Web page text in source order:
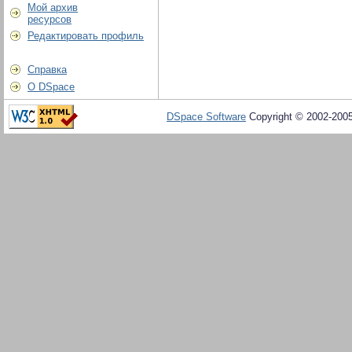
Мой архив
ресурсов
Редактировать профиль
Справка
О DSpace
DSpace Software Copyright © 2002-